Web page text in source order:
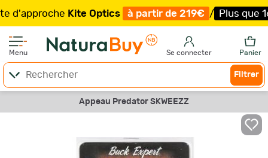
Kite Optics à partir de 219€ / Plus que 16
Menu Se connecter Panier
Filtrer
Appeau Predator SKWEEZZ